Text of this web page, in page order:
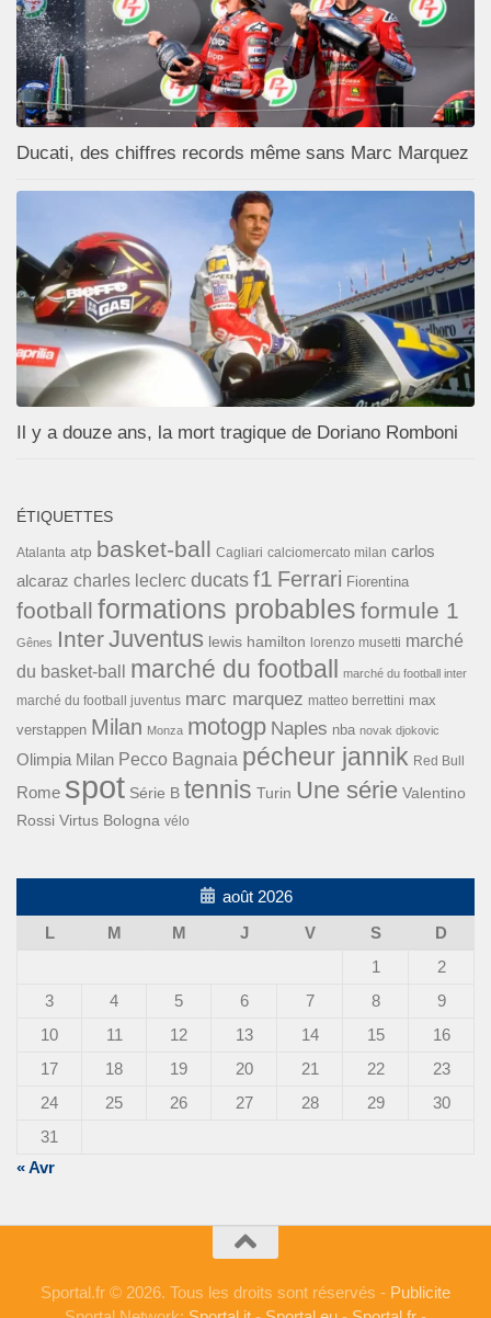
Ducati, des chiffres records même sans Marc Marquez
Il y a douze ans, la mort tragique de Doriano Romboni
ÉTIQUETTES
Atalanta atp basket-ball Cagliari calciomercato milan carlos
alcaraz charles leclerc ducats f1 Ferrari Fiorentina
football formations probables formule 1
Gênes InterJuventus lewis hamilton lorenzo musetti marché
du basket-ball
marché du football marché du football inter
marché du football juventus marc marquez matteo berrettini max
verstappen Milan Monza motogp Naples nba novak djokovic
Olimpia Milan Pecco Bagnaia pécheur jannik Red Bull
Rome spot Série B tennis Turin Une série Valentino
Rossi Virtus Bologna vélo
août 2026
L
M M J V S
D
1
2
3
4 5 6 7 8
9
10
11 12 13 14 15
16
17
18 19 20 21 22
23
24
25 26 27 28 29
30
31
« Avr
Sportal.fr © 2026. Tous les droits sont réservés - Publicite